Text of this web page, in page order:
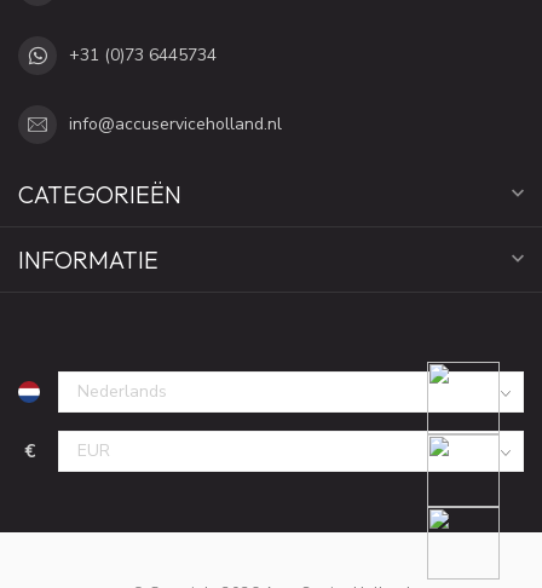
+31 (0)73 6445734
info@accuserviceholland.nl
CATEGORIEËN
INFORMATIE
€